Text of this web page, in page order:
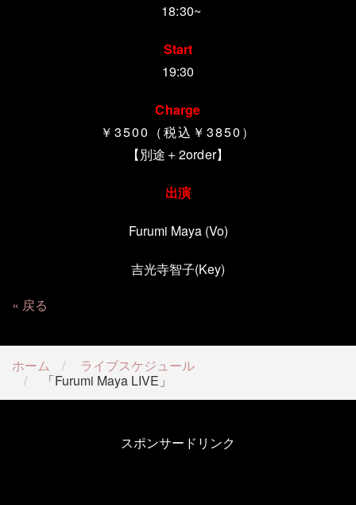
18:30~
Start
19:30
Charge
￥3500（税込￥3850）
【別途＋2order】
出演
Furumi Maya (Vo)
吉光寺智子(Key)
戻る
ホーム
ライブスケジュール
「Furumi Maya LIVE」
スポンサードリンク